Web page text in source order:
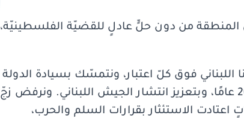
المنطقة من دون حلٍّ عادلٍ للقضيّة الفلسطينيّة،
اللبناني فوق كلّ اعتبار، ونتمسّك بسيادة الدولة
وبالقرار 1701 الذي وفّر الأمن للحدود الجنوبيّة على مدى 20 عامًا، وبتعزيز انتشار الجيش اللبناني. ونرفض زجّ
اعتادت الاستئثار بقرارات السلم والحرب،